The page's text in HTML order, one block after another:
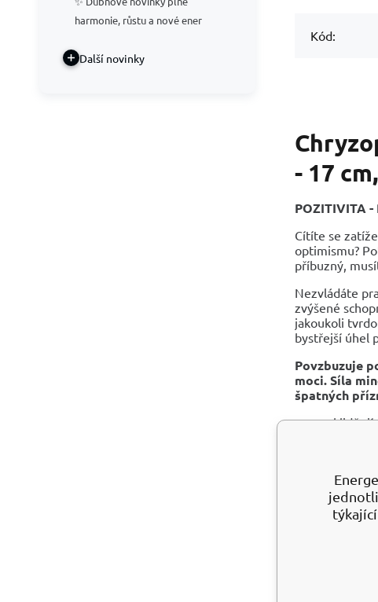
Kód:
- 17
POZITIVITA -
Cítíte se
optimismu?
příbuzný,
Nezvládáte
zvýšené
jakoukoli
bystřejší úhel
Povzbuzuje
moci. Síla
špatných
zvyšuje
pokud
ZDRAVOTNÍ
harmonie, růstu a nové ener
Další novinky